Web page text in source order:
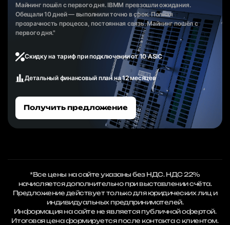
Майнинг пошёл с первого дня. IBMM превзошли ожидания.
Обещали 10 дней — выполнили точно в срок. Полная
прозрачность процесса, постоянная связь. Майнинг пошёл с
первого дня."
Скидку на тариф при подключении от 10 ASIC
Детальный финансовый план на 12 месяцев
Получить предложение
*Все цены на сайте указаны без НДС. НДС 22%
начисляется дополнительно при выставлении счёта.
Предложение действует только для юридических лиц и
индивидуальных предпринимателей.
Информация на сайте не является публичной офертой.
Итоговая цена формируется после контакта с клиентом.